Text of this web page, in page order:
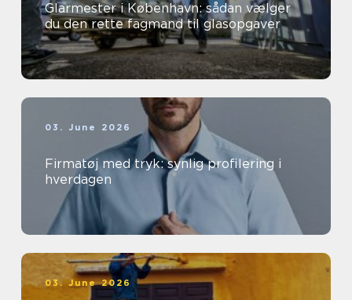
Glarmester i København: sådan vælger
du den rette fagmand til glasopgaver
03. June 2026
Firmatøj med tryk: synlig profilering i
hverdagen
03. June 2026